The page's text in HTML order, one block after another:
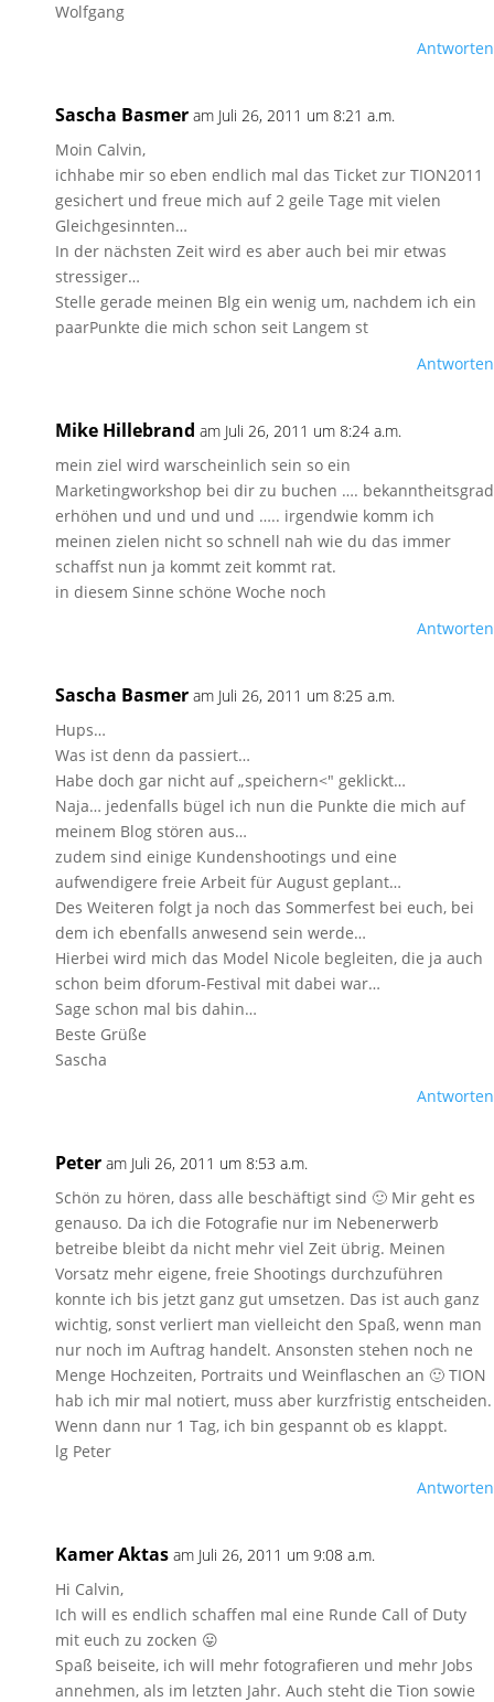
Wolfgang
Antworten
Sascha Basmer am Juli 26, 2011 um 8:21 a.m.
Moin Calvin,
ichhabe mir so eben endlich mal das Ticket zur TION2011
gesichert und freue mich auf 2 geile Tage mit vielen
Gleichgesinnten…
In der nächsten Zeit wird es aber auch bei mir etwas
stressiger…
Stelle gerade meinen Blg ein wenig um, nachdem ich ein
paarPunkte die mich schon seit Langem st
Antworten
Mike Hillebrand am Juli 26, 2011 um 8:24 a.m.
mein ziel wird warscheinlich sein so ein
Marketingworkshop bei dir zu buchen …. bekanntheitsgrad
erhöhen und und und und ….. irgendwie komm ich
meinen zielen nicht so schnell nah wie du das immer
schaffst nun ja kommt zeit kommt rat.
in diesem Sinne schöne Woche noch
Antworten
Sascha Basmer am Juli 26, 2011 um 8:25 a.m.
Hups…
Was ist denn da passiert…
Habe doch gar nicht auf „speichern<" geklickt…
Naja… jedenfalls bügel ich nun die Punkte die mich auf
meinem Blog stören aus…
zudem sind einige Kundenshootings und eine
aufwendigere freie Arbeit für August geplant…
Des Weiteren folgt ja noch das Sommerfest bei euch, bei
dem ich ebenfalls anwesend sein werde…
Hierbei wird mich das Model Nicole begleiten, die ja auch
schon beim dforum-Festival mit dabei war…
Sage schon mal bis dahin…
Beste Grüße
Sascha
Antworten
Peter am Juli 26, 2011 um 8:53 a.m.
Schön zu hören, dass alle beschäftigt sind 🙂 Mir geht es
genauso. Da ich die Fotografie nur im Nebenerwerb
betreibe bleibt da nicht mehr viel Zeit übrig. Meinen
Vorsatz mehr eigene, freie Shootings durchzuführen
konnte ich bis jetzt ganz gut umsetzen. Das ist auch ganz
wichtig, sonst verliert man vielleicht den Spaß, wenn man
nur noch im Auftrag handelt. Ansonsten stehen noch ne
Menge Hochzeiten, Portraits und Weinflaschen an 🙂 TION
hab ich mir mal notiert, muss aber kurzfristig entscheiden.
Wenn dann nur 1 Tag, ich bin gespannt ob es klappt.
lg Peter
Antworten
Kamer Aktas am Juli 26, 2011 um 9:08 a.m.
Hi Calvin,
Ich will es endlich schaffen mal eine Runde Call of Duty
mit euch zu zocken 😛
Spaß beiseite, ich will mehr fotografieren und mehr Jobs
annehmen, als im letzten Jahr. Auch steht die Tion sowie